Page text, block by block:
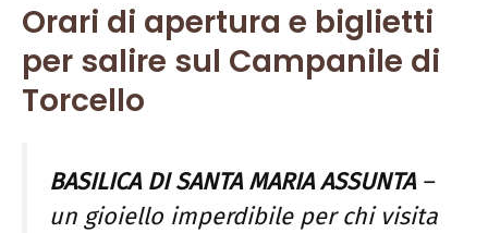
Orari di apertura e biglietti
per salire sul Campanile di
Torcello
BASILICA DI SANTA MARIA ASSUNTA–
un gioiello imperdibile per chi visita